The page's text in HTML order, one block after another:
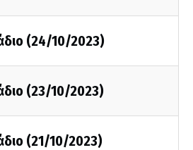
(24/10/2023)
(23/10/2023)
(21/10/2023)